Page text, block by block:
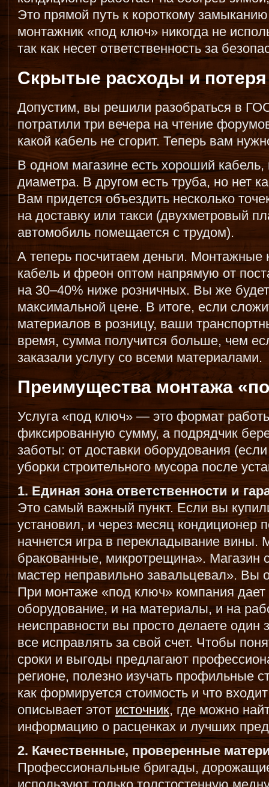
Это прямой путь к короткому
монтажник «под ключ» никогда не
так как несет ответственность за
Скрытые расходы и
Допустим, вы решили разобраться в
потратили три вечера на чтение
какой кабель не сгорит. Теперь вам
В одном магазине есть хороший
диаметра. В другом есть труба, но нет
Вам придется объездить несколько
на доставку или такси (двухметровый
автомобиль помещается с трудом).
А теперь посчитаем деньги. Монтажные
кабель и фреон оптом напрямую от
на 30–40% ниже розничных. Вы же
максимальной цене. В итоге, если
материалов в розницу, ваши
время, сумма получится больше, чем
заказали услугу со всеми материалами.
Преимущества монтажа
Услуга «под ключ» — это формат
фиксированную сумму, а подрядчик
заботы: от доставки оборудования
уборки строительного мусора после
1. Единая зона ответственности и
Это самый важный пункт. Если вы
установил, и через месяц кондиционер
начнется игра в перекладывание вины.
бракованные, микротрещина». Магазин
мастер неправильно завальцевал». Вы
При монтаже «под ключ» компания
оборудование, и на материалы, и на
неисправности вы просто делаете один
все исправлять за свой счет. Чтобы
сроки и выгоды предлагают
регионе, полезно изучать профильные
как формируется стоимость и что
описывает этот источник, где можно
информацию о расценках и лучших
2. Качественные, проверенные
Профессиональные бригады,